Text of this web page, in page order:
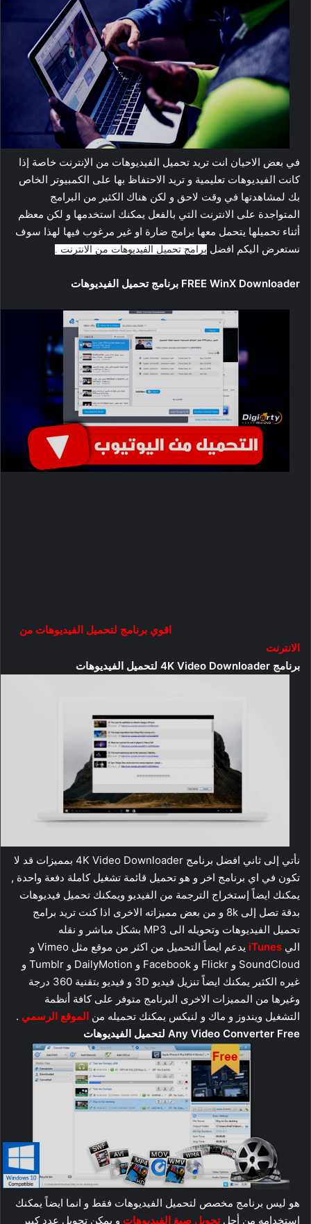
في بعض الاحيان انت تريد تحميل الفيديوهات من الإنترنت خاصة إذا
كانت الفيديوهات تعليمية و تريد الاحتفاظ بها على الكمبيوتر الخاص
بك لمشاهدتها في وقت لاحق و لكن هناك الكثير من البرامج
المتواجدة على الانترنت التي بالفعل يمكنك استخدمها و لكن معظم
أثناء تحميلها يتحمل معها برامج ضارة او غير مرغوب فيها لهذا سوف
نستعرض اليكم افضل برامج تحميل الفيديوهات من الانترنت .
FREE WinX Downloader برنامج تحميل الفيديوهات
اقوي برنامج لتحميل الفيديوهات من
الانترنت
برنامج 4K Video Downloader لتحميل الفيديوهات
نأتي إلى ثاني افضل برنامج 4K Video Downloader بمميزات قد لا
تكون في اي برنامج اخر و هو تحميل قائمة تشغيل كاملة دفعة واحدة ,
يمكنك ايضاً إستخراج الترجمة من الفيديو ويمكنك تحميل فيديوهات
بدقة تصل إلى 8k و من بعض مميزاته الاخرى اذا كنت تريد برامج
تحميل الفيديوهات وتحويله الى MP3 بشكل مباشر و نقله
الي iTunes
يدعم ايضاً التحميل من اكثر من موقع مثل Vimeo و
SoundCloud و Flickr و Facebook و DailyMotion و Tumblr و
غيره الكثير يمكنك ايضاً تنزيل فيديو 3D و فيديو بتقنية 360 درجة
وغيرها من المميزات الاخرى البرنامج متوفر على كافة أنظمة
التشغيل ويندوز و ماك و لنيكس يمكنك تحميله من الموقع الرسمي .
Any Video Converter Free لتحميل الفيديوهات
هو ليس برنامج مخصص لتحميل الفيديوهات فقط و انما ايضاً يمكنك
استخدامه من أجلتحويل صيغ الفيديوهات و يمكن تحويل عدد كبير